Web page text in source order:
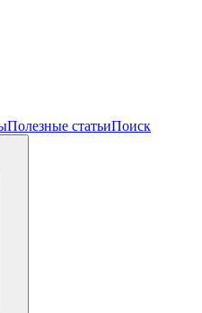
Полезные статьиПоиск